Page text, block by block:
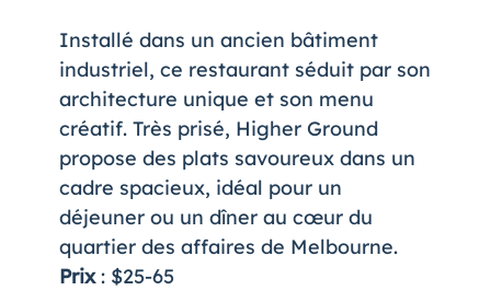
Installé dans un ancien bâtiment
industriel, ce restaurant séduit par son
architecture unique et son menu
créatif. Très prisé, Higher Ground
propose des plats savoureux dans un
cadre spacieux, idéal pour un
déjeuner ou un dîner au cœur du
quartier des affaires de Melbourne.
Prix: $25-65